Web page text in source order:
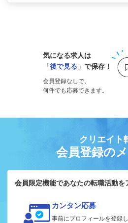
気になる求人は
「後で見る 」で保存！
会員登録なしで、
何件でも応募できます。
クリエイト
会員登録の
会員限定機能であなたの転職活動を
カンタン応募
事前にプロフィールを登録